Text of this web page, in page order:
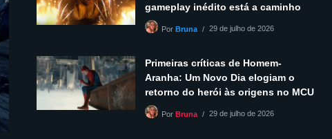
gameplay inédito está a caminho
PorBruna 29 de julho de 2026
Primeiras críticas de Homem-
Aranha: Um Novo Dia elogiam o
retorno do herói às origens no MCU
PorBruna 29 de julho de 2026